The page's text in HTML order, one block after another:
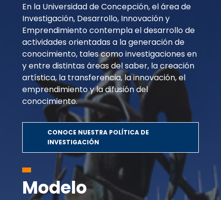
En la Universidad de Concepción, el área de
Investigación, Desarrollo, Innovación y
Emprendimiento contempla el desarrollo de
actividades orientadas a la generación de
conocimiento, tales como investigaciones en
y entre distintas áreas del saber, la creación
artística, la transferencia, la innovación, el
emprendimiento y la difusión del
conocimiento.
CONOCE NUESTRA POLÍTICA DE
INVESTIGACIÓN
Modelo